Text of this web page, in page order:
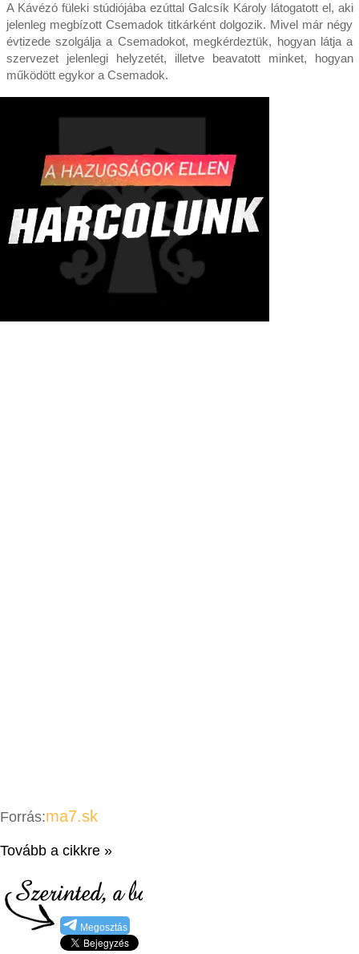
A Kávézó füleki stúdiójába ezúttal Galcsík Károly látogatott el, aki
jelenleg megbízott Csemadok titkárként dolgozik. Mivel már négy
évtizede szolgálja a Csemadokot, megkérdeztük, hogyan látja a
szervezet jelenlegi helyzetét, illetve beavatott minket, hogyan
működött egykor a Csemadok.
Forrás:ma7.sk
Tovább a cikkre »
Megosztás